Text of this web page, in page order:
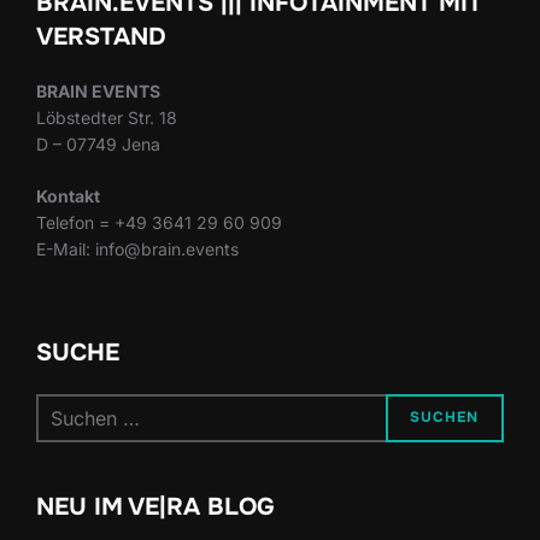
VERSTAND
BRAIN EVENTS
Löbstedter Str. 18
D – 07749 Jena
Kontakt
Telefon = +49 3641 29 60 909
E-Mail: info@brain.events
SUCHE
nach:
SUCHEN
NEU IM VE|RA BLOG